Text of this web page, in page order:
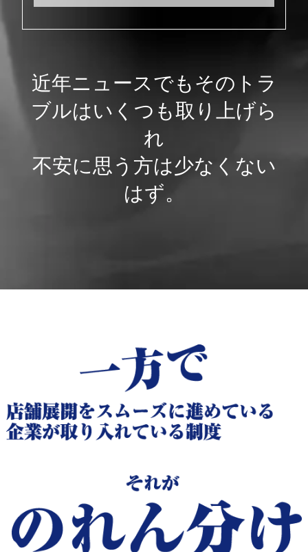
近年ニュースでもそのトラ
ブルはいくつも取り上げら
れ
不安に思う方は少なくない
はず。